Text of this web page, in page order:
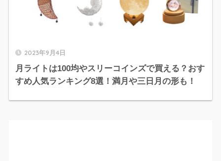
2023年9月4日
月ライトは100均やスリーコインズで買える？おす
すめ人気ランキング8選！満月や三日月の形も！